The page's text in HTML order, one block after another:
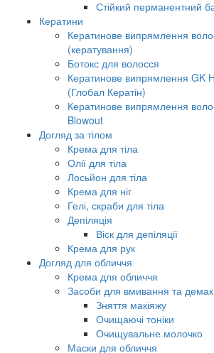
Стійкий перманентний
Кератини
Кератинове випрямлення
(кератування)
Ботокс для волосся
Кератинове випрямлення GK
(Глобал Кератін)
Кератинове випрямлення
Blowout
Догляд за тілом
Крема для тіла
Олії для тіла
Лосьйон для тіла
Крема для ніг
Гелі, скраби для тіла
Депіляція
Віск для депіляції
Крема для рук
Догляд для обличчя
Крема для обличчя
Засоби для вмивання та
Зняття макіяжу
Очищаючі тоніки
Очищувальне молочко
Маски для обличчя